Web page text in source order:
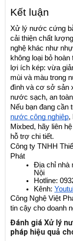
Kết luận
Xử lý nước cứng
cải thiện chất
nghệ khác như
không loại bỏ
lợi ích kép: vừa
mùi và màu trong
đình và cơ sở sản
nước sạch, an
Nếu bạn đang
nước công nghiệp,
Mixbed, hãy liên
hỗ trợ chi tiết.
Công ty TNHH
Phát
Địa chỉ nhà
Nội
Hotline:
Kênh:
Công Nghệ Việt
tin cậy cho doanh
Đánh giá Xử lý
pháp hiệu quả